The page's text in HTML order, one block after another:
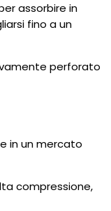
assorbire in
fino a un
perforato
in un mercato
compressione,